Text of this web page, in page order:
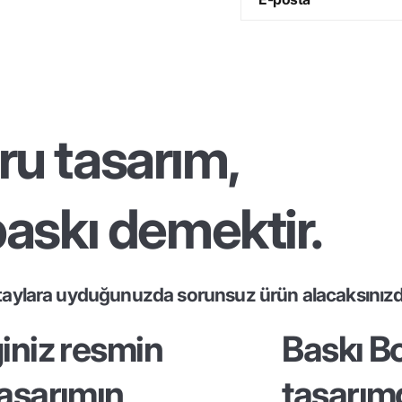
tasarım,
demektir.
uyduğunuzda sorunsuz ürün
resmin
Baskı